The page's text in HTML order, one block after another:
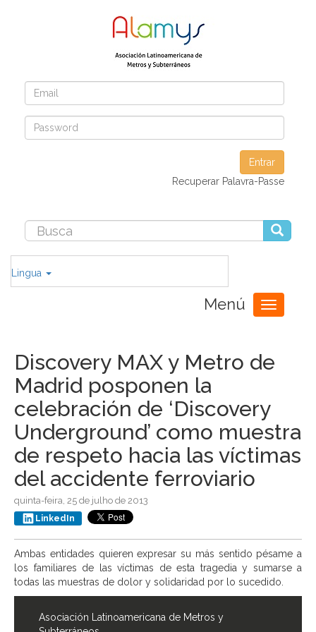
Entrar
Recuperar Palavra-Passe
Lingua
Menú
Toggle
navigation
Discovery MAX y Metro de
Madrid posponen la
celebración de ‘Discovery
Underground’ como muestra
de respeto hacia las víctimas
del accidente ferroviario
quinta-feira, 25 de julho de 2013
LinkedIn
Ambas entidades quieren expresar su más sentido pésame a
los familiares de las víctimas de esta tragedia y sumarse a
todas las muestras de dolor y solidaridad por lo sucedido.
Asociación Latinoamericana de Metros y